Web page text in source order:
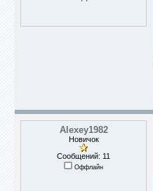
Alexey1982
Новичок
Сообщений: 11
Оффлайн